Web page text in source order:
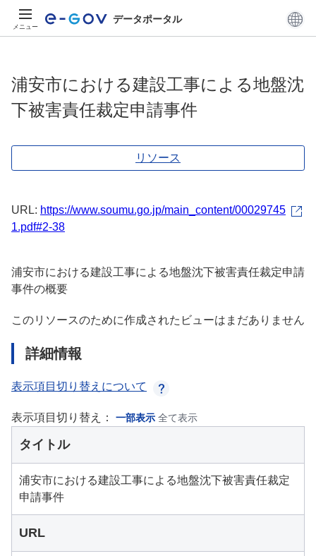
メニュー
データポータル
浦安市における建設工事による地盤沈
下被害責任裁定申請事件
リソース
URL: https://www.soumu.go.jp/main_content/00029745
1.pdf#2-38
浦安市における建設工事による地盤沈下被害責任裁定申請
事件の概要
このリソースのために作成されたビューはまだありません
詳細情報
表示項目切り替えについて
表示項目切り替え： 一部表示 全て表示
タイトル
浦安市における建設工事による地盤沈下被害責任裁定
申請事件
URL